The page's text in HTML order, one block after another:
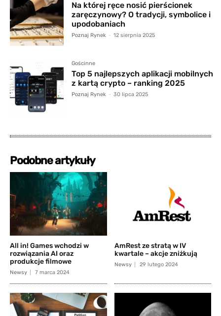
Na której ręce nosić pierścionek
zaręczynowy? O tradycji, symbolice i
upodobaniach
Poznaj Rynek - 12 sierpnia 2025
Gościnne
Top 5 najlepszych aplikacji mobilnych
z kartą crypto – ranking 2025
Poznaj Rynek - 30 lipca 2025
Podobne artykuły
All in! Games wchodzi w
rozwiązania AI oraz
produkcje filmowe
Newsy 7 marca 2024
AmRest ze stratą w IV
kwartale – akcje zniżkują
Newsy 29 lutego 2024